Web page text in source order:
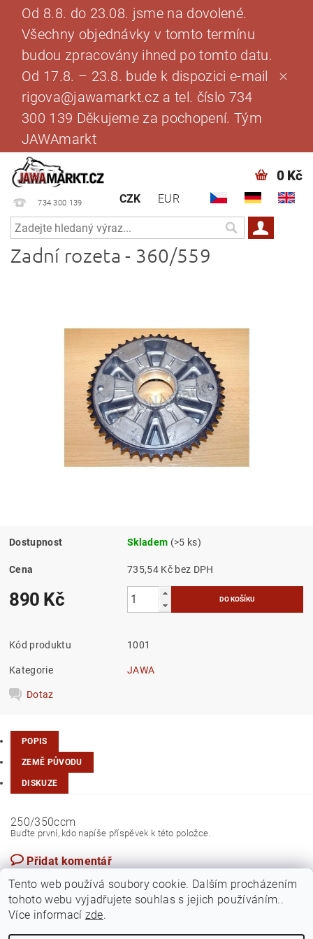
Od 8.8. do 23.08. jsme na dovolené.
Všechny objednávky v tomto termínu
budou zpracovány ihned po tomto datu.
Od 17.8. – 23.8. bude k dispozici e-mail
rigova@jawamarkt.cz a tel. číslo 734
300 139 Děkujeme za pochopení. Tým
JAWAmarkt
734 300 139 CZK EUR
0 Kč
Zadní rozeta - 360/559
Dostupnost Skladem (>5 ks)
Cena 735,54 Kč bez DPH
890 Kč
Kód produktu 1001
Kategorie JAWA
Dotaz
POPIS
ZEMĚ PŮVODU
DISKUZE
250/350ccm
Buďte první, kdo napíše příspěvek k této položce.
Přidat komentář
Tento web používá soubory cookie. Dalším procházením
tohoto webu vyjadřujete souhlas s jejich používáním..
Více informací zde.